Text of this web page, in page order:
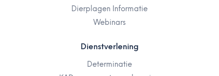
Dierplagen Informatie
Webinars
Dienstverlening
Determinatie